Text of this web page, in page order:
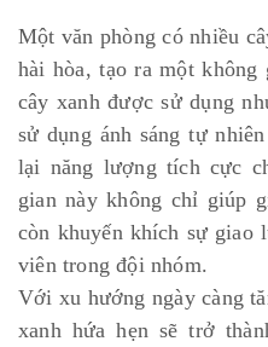
Một văn phòng có nhiều
hài hòa, tạo ra một
cây xanh được sử dụng
sử dụng ánh sáng tự
lại năng lượng tích cực
gian này không chỉ giúp
còn khuyến khích sự giao
viên trong đội nhóm.
Với xu hướng ngày càng
xanh hứa hẹn sẽ trở